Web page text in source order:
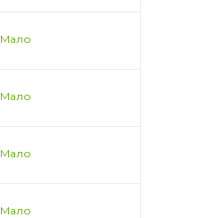
Мало
Мало
Мало
Мало